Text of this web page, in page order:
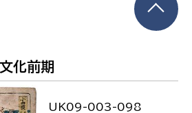
化前期
UK09-003-098